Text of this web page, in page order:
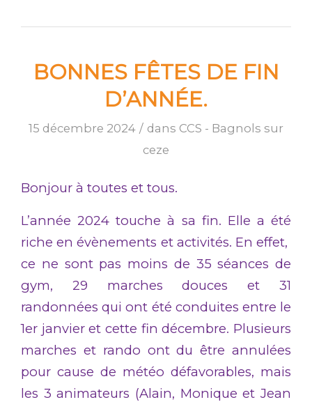
BONNES FÊTES DE FIN
D’ANNÉE.
15 décembre 2024 / dans CCS - Bagnols sur
ceze
Bonjour à toutes et tous.
L’année 2024 touche à sa fin. Elle a été
riche en évènements et activités. En effet,
ce ne sont pas moins de 35 séances de
gym, 29 marches douces et 31
randonnées qui ont été conduites entre le
1er janvier et cette fin décembre. Plusieurs
marches et rando ont du être annulées
pour cause de météo défavorables, mais
les 3 animateurs (Alain, Monique et Jean